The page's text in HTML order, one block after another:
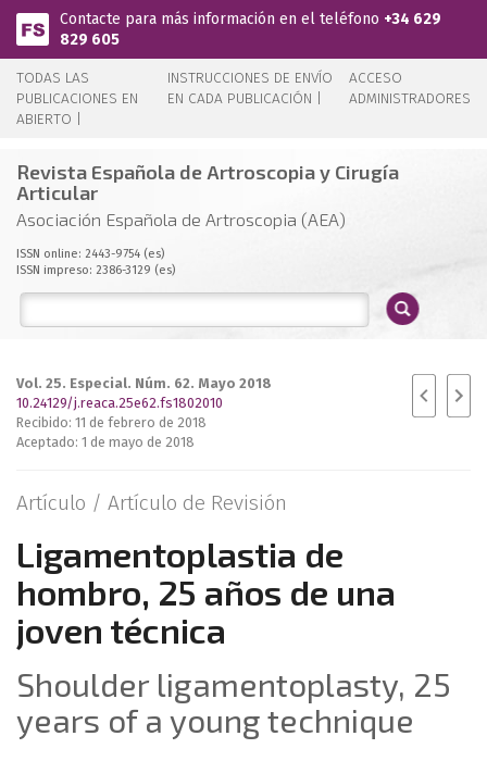
Pasar al contenido principal
Contacte para más información en el teléfono +34 629
829 605
TODAS LAS
PUBLICACIONES EN
ABIERTO |
INSTRUCCIONES DE ENVÍO
EN CADA PUBLICACIÓN |
ACCESO
ADMINISTRADORES
Revista Española de Artroscopia y Cirugía
Articular
Asociación Española de Artroscopia (AEA)
ISSN online: 2443-9754 (es)
ISSN impreso: 2386-3129 (es)
Vol. 25. Especial. Núm. 62. Mayo 2018
10.24129/j.reaca.25e62.fs1802010
Recibido: 11 de febrero de 2018
Aceptado: 1 de mayo de 2018
Artículo / Artículo de Revisión
Ligamentoplastia de
hombro, 25 años de una
joven técnica
Shoulder ligamentoplasty, 25
years of a young technique